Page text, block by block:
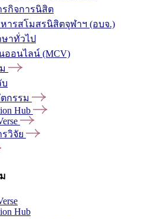
กิจการนิสิต
ารสโมสรนิสิตจุฬาฯ (อบจ.)
าทั่วไป
ออนไลน์ (MCV)
กรรม
Hub
วิจัย
Hub